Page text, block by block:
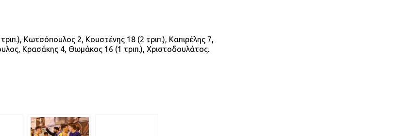
Κωτσόπουλος 2, Κουστένης 18 (2 τριπ.), Καπιρέλης 7,
Κρασάκης 4, Θωμάκος 16 (1 τριπ.), Χριστοδουλάτος.